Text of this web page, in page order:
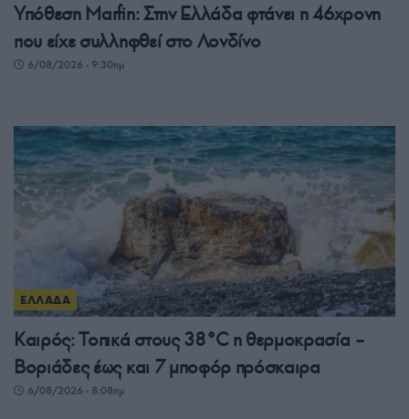
Υπόθεση Μarfin: Στην Ελλάδα φτάνει η 46χρονη
που είχε συλληφθεί στο Λονδίνο
6/08/2026 - 9:30πμ
ΕΛΛΑΔΑ
Καιρός: Τοπικά στους 38°C η θερμοκρασία –
Βοριάδες έως και 7 μποφόρ πρόσκαιρα
6/08/2026 - 8:08πμ